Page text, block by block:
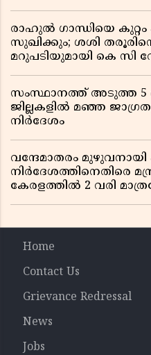
രാഹുൽ ഗാന്ധിയെ
സുഖിക്കും; ശശി
മറുപടിയുമായി കെ
സംസ്ഥാനത്ത് അടുത്ത 5
ജില്ലകളിൽ മഞ്ഞ
നിർദേശം
വന്ദേമാതരം മുഴുവനായി
നിർദേശത്തിനെതിരെ
കേരളത്തിൽ 2 വരി
Home
Contact Us
Grievance Redressal
News
Jobs